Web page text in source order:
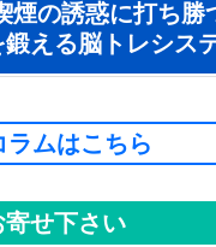
煙の誘惑に打ち勝
える脳トレシス
ムはこちら
せ下さい